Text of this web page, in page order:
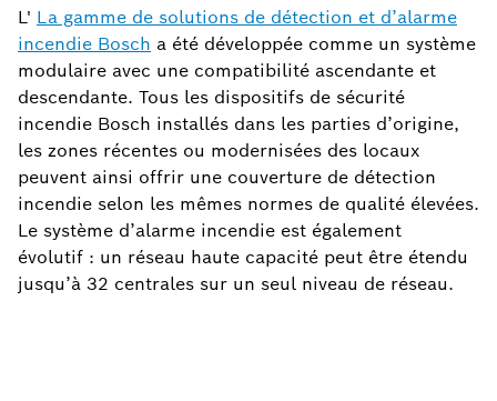
L' La gamme de solutions de détection et d’alarme
incendie Bosch a été développée comme un système
modulaire avec une compatibilité ascendante et
descendante. Tous les dispositifs de sécurité
incendie Bosch installés dans les parties d’origine,
les zones récentes ou modernisées des locaux
peuvent ainsi offrir une couverture de détection
incendie selon les mêmes normes de qualité élevées.
Le système d’alarme incendie est également
évolutif : un réseau haute capacité peut être étendu
jusqu’à 32 centrales sur un seul niveau de réseau.